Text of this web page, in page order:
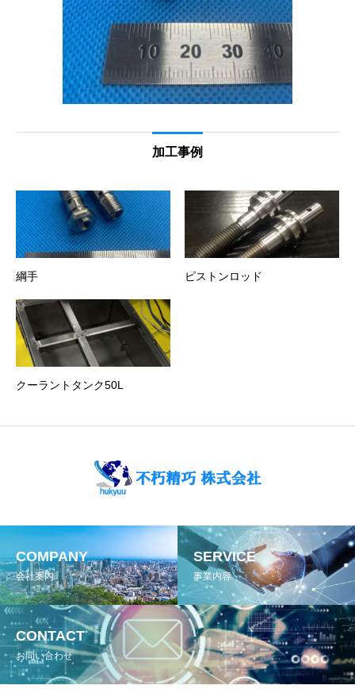
加工事例
綱手 ピストンロッド
クーラントタンク50L
COMPANY
会社案内
SERVICE
事業内容
CONTACT
お問い合わせ